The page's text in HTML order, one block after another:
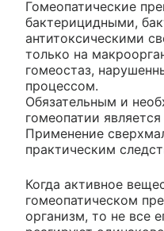
Гомеопатические
бактерицидными,
антитоксическими
только на
гомеостаз,
процессом.
Обязательным и
гомеопатии
Применение
практическим
Когда активное
гомеопатическом
организм, то не все